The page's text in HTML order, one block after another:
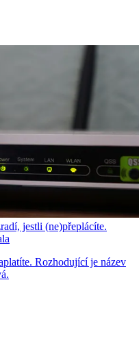
jestli (ne)přeplácíte.
Rozhodující je název